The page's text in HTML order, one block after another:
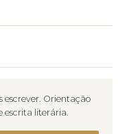
escrever. Orientação
escrita literária.